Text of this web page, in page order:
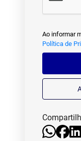
Ao informar
Política de